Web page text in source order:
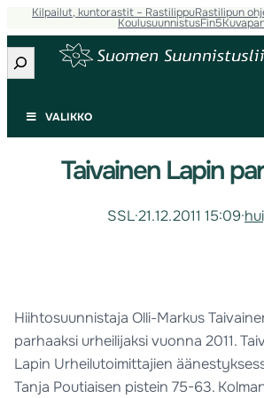
Kilpailut, kuntorastit – RastilippuRastilipun
KoulusuunnistusFin5
Etsi
VALIKKO
Taivainen Lapin
SSL·21.12.2011 15:09·
Hiihtosuunnistaja Olli-Markus
parhaaksi urheilijaksi vuonna 2011.
Lapin Urheilutoimittajien
Tanja Poutiaisen pistein 75-63.